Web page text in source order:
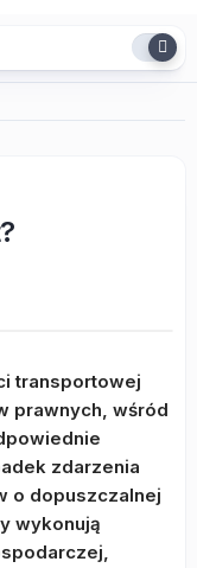
transportowej
prawnych, wśród
zdarzenia
o dopuszczalnej
wykonują